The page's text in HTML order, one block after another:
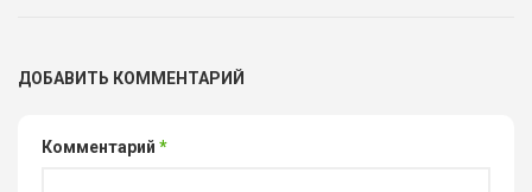
ДОБАВИТЬ КОММЕНТАРИЙ
Комментарий *